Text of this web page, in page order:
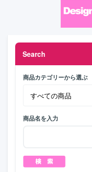
Search
商品カテゴリーから選ぶ
商品名を入力